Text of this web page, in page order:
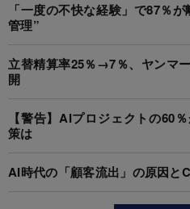
「一度の不快な経験」で87％
管理”
立替精算率25％→7％、ヤンマ
開
【警告】AIプロジェクトの60
策は
AI時代の「顧客流出」の原因と